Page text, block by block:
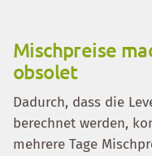
Mischpreise
obsolet
Dadurch, dass die
berechnet werden,
mehrere Tage